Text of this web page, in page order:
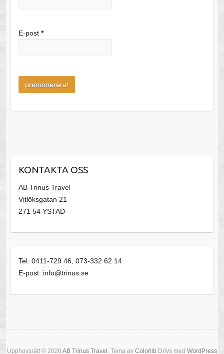
E-post *
KONTAKTA OSS
AB Trinus Travel
Vitlöksgatan 21
271 54 YSTAD
Tel: 0411-729 46, 073-332 62 14
E-post: info@trinus.se
Upphovsrätt © 2026 AB Trinus Travel . Tema av Colorlib Drivs med WordPress